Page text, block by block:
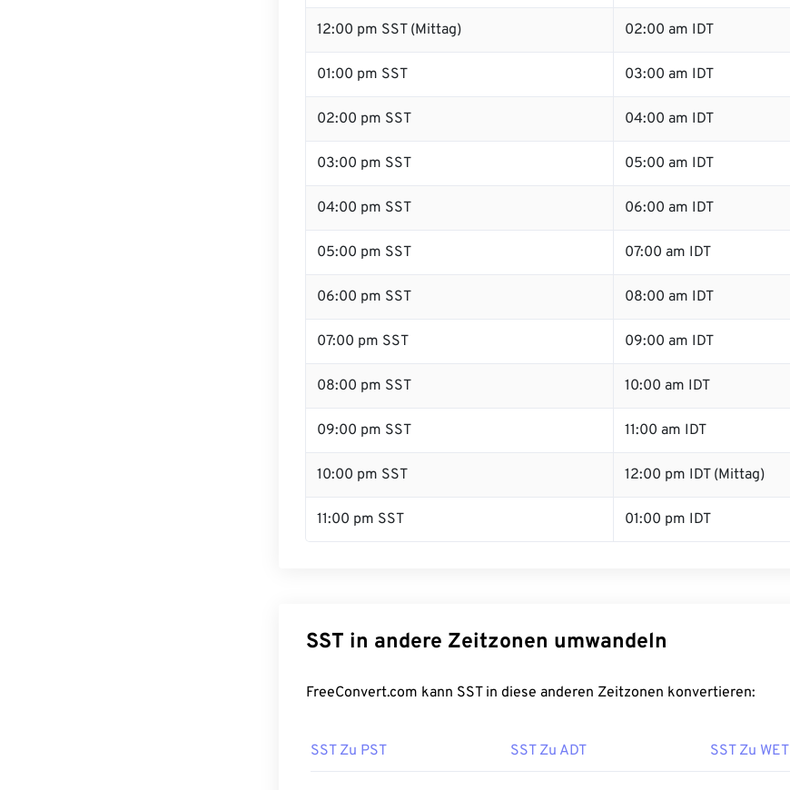
12:00 pm SST (Mittag) 02:00 am IDT
01:00 pm SST 03:00 am IDT
02:00 pm SST 04:00 am IDT
03:00 pm SST 05:00 am IDT
04:00 pm SST 06:00 am IDT
05:00 pm SST 07:00 am IDT
06:00 pm SST 08:00 am IDT
07:00 pm SST 09:00 am IDT
08:00 pm SST 10:00 am IDT
09:00 pm SST 11:00 am IDT
10:00 pm SST 12:00 pm IDT (Mittag)
11:00 pm SST 01:00 pm IDT
SST in andere Zeitzonen umwandeln
FreeConvert.com kann SST in diese anderen Zeitzonen konvertieren:
SST Zu PST SST Zu ADT SST Zu WET